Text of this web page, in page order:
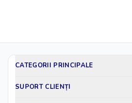
CATEGORII PRINCIPALE
SUPORT CLIENȚI